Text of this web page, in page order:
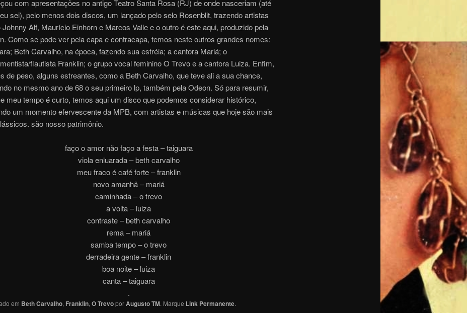
com apresentações no antigo Teatro Santa Rosa (RJ) de onde nasceriam (até
sei), pelo menos dois discos, um lançado pelo selo Rosenblit, trazendo artistas
Alf, Maurício Einhorn e Marcos Valle e o outro é este aqui, produzido pela
Como se pode ver pela capa e contracapa, temos neste outros grandes nomes:
Beth Carvalho, na época, fazendo sua estréia; a cantora Mariá; o
flautista Franklin; o grupo vocal feminino O Trevo e a cantora Luiza. Enfim,
de peso, alguns estreantes, como a Beth Carvalho, que teve ali a sua chance,
no mesmo ano de 68 o seu primeiro lp, também pela Odeon. Só para resumir,
meu tempo é curto, temos aqui um disco que podemos considerar histórico,
um momento efervescente da MPB, com artistas e músicas que hoje são mais
são nosso patrimônio.
faço o amor não faço a festa – taiguara
viola enluarada – beth carvalho
meu fraco é café forte – franklin
novo amanhã – mariá
caminhada – o trevo
a volta – luiza
contraste – beth carvalho
rema – mariá
samba tempo – o trevo
derradeira gente – franklin
boa noite – luiza
canta – taiguara
.
em Beth Carvalho, Franklin, O TrevoporAugusto TM. Marque Link Permanente.